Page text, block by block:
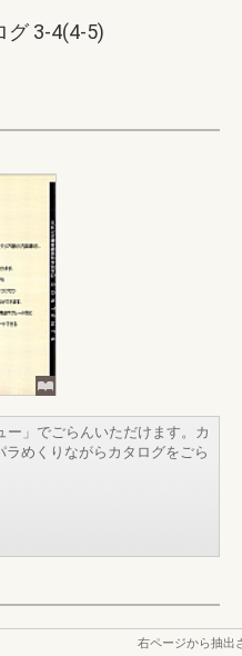
グ 3-4(4-5)
」でごらんいただけます。カ
めくりながらカタログをごら
右ページから抽出